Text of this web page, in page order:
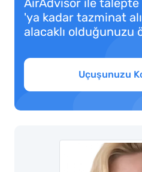
AirAdvisor ile
'ya kadar tazminat
alacaklı olduğunuzu
Uçuşunuzu